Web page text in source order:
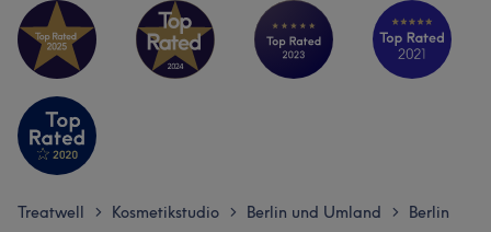
Treatwell > Kosmetikstudio > Berlin und Umland > Berlin